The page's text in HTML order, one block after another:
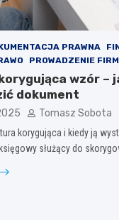
PRAWNA
PROWADZENIE
wzór –
dokument
Tomasz Sobota
korygująca i kiedy ją
służący do